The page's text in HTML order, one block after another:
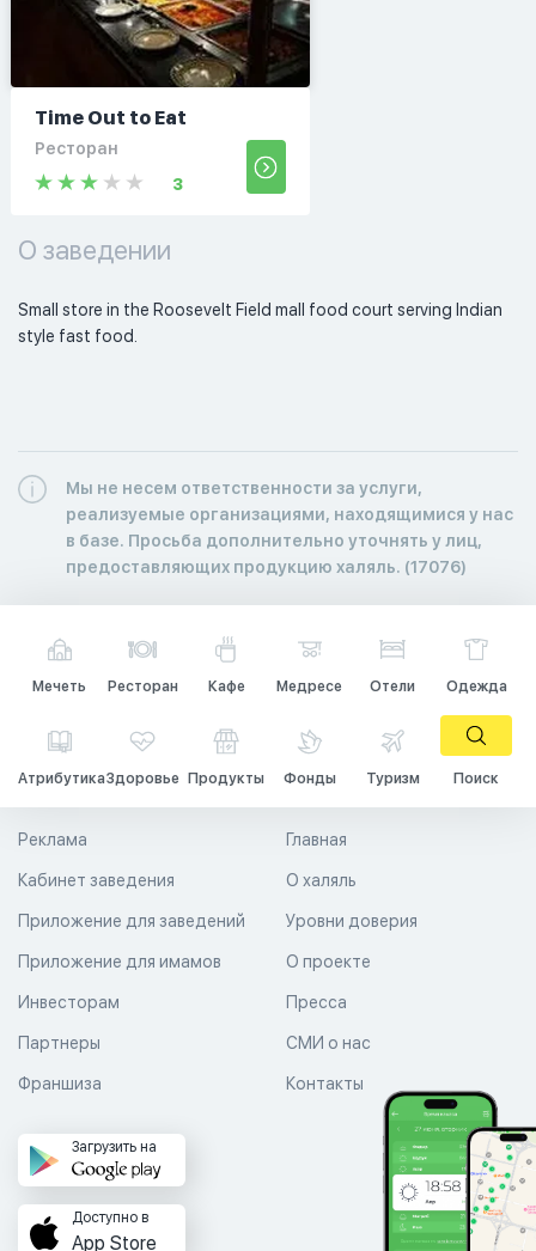
Time Out to Eat
Ресторан
3
О заведении
Small store in the Roosevelt Field mall food court serving Indian
style fast food.
Мы не несем ответственности за услуги,
реализуемые организациями, находящимися у нас
в базе. Просьба дополнительно уточнять у лиц,
предоставляющих продукцию халяль. (17076)
Мечеть Ресторан Кафе Медресе Отели Одежда
АтрибутикаЗдоровье Продукты Фонды Туризм Поиск
Главная
О халяль
Уровни доверия
Реклама
Кабинет заведения
Приложение для заведений
Приложение для имамов О проекте
Пресса
СМИ о нас
Контакты
Инвесторам
Партнеры
Франшиза
Загрузить на
Доступно в
App Store